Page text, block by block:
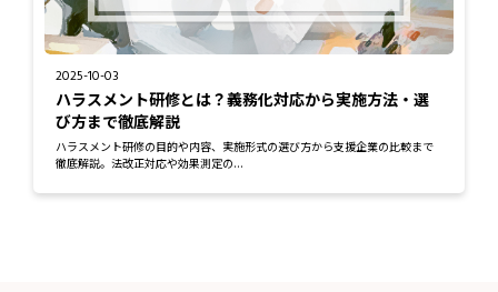
2025-10-03
ハラスメント研修とは？義務化対応から実施方法・選
び方まで徹底解説
ハラスメント研修の目的や内容、実施形式の選び方から支援企業の比較まで
徹底解説。法改正対応や効果測定の...